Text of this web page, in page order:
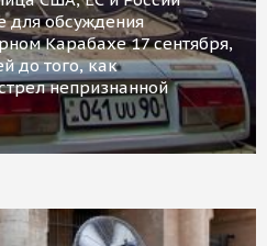
для обсуждения
Карабахе 17 сентября,
до того, как
непризнанной